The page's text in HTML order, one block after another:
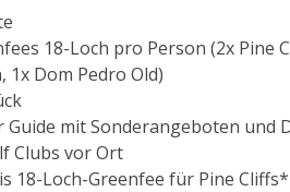
18-Loch pro Person (2x Pine
1x Dom Pedro Old)
Guide mit Sonderangeboten und
Clubs vor Ort
18-Loch-Greenfee für Pine